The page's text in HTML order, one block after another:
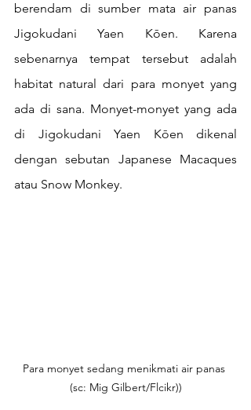
berendam di sumber mata air panas
Jigokudani Yaen Kōen. Karena
sebenarnya tempat tersebut adalah
habitat natural dari para monyet yang
ada di sana. Monyet-monyet yang ada
di Jigokudani Yaen Kōen dikenal
dengan sebutan Japanese Macaques
atau Snow Monkey.
Para monyet sedang menikmati air panas
(sc: Mig Gilbert/Flcikr))